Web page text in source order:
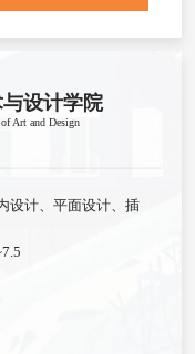
设计学院
Art and Design
设计、平面设计、插